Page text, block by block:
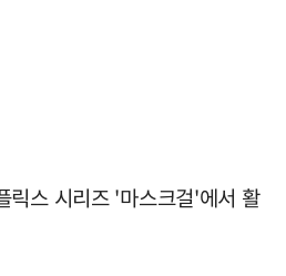
스 시리즈 '마스크걸'에서 활